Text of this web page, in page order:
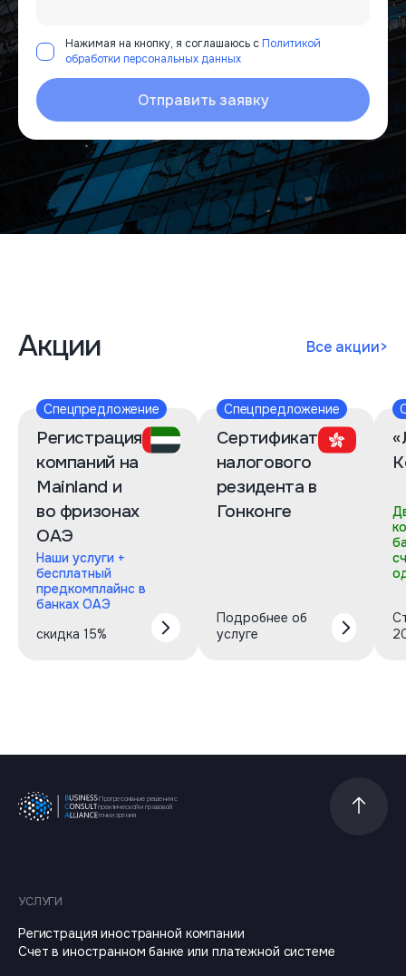
Нажимая на кнопку, я соглашаюсь с Политикой
обработки персональных данных
Отправить заявку
Акции Все акции>
Спецпредложение
Регистрация
компаний на
Mainland и
во фризонах
ОАЭ
Наши услуги +
бесплатный
предкомплайнс в
банках ОАЭ
скидка 15%
Спецпредложение
Сертификат
налогового
резидента в
Гонконге
Подробнее об
услуге
Прогрессивные решения с
практической и правовой
точки зрения
УСЛУГИ
Регистрация иностранной компании
Счет в иностранном банке или платежной системе